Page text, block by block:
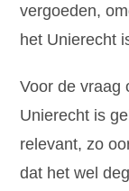
vergoeden,
het Unierecht
Voor de vraag
Unierecht is
relevant, zo
dat het wel